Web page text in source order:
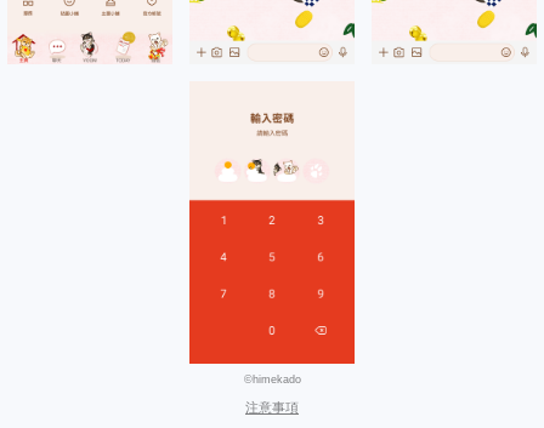
©himekado
注意事項